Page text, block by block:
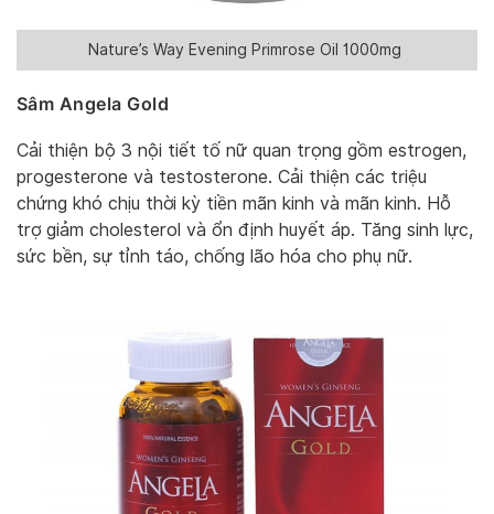
Nature’s Way Evening Primrose Oil 1000mg
Sâm Angela Gold
Cải thiện bộ 3 nội tiết tố nữ quan trọng gồm estrogen,
progesterone và testosterone. Cải thiện các triệu
chứng khó chịu thời kỳ tiền mãn kinh và mãn kinh. Hỗ
trợ giảm cholesterol và ổn định huyết áp. Tăng sinh lực,
sức bền, sự tỉnh táo, chống lão hóa cho phụ nữ.